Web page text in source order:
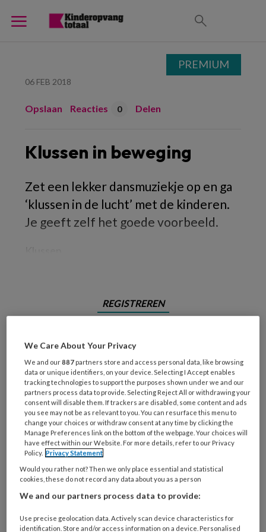
06 FEB 2018
Opslaan Reacties 0 Delen
Klussen in beweging
Zet een lekker dansmuziekje op en ga
‘klussen in de lucht’ met de kinderen.
Je geeft zelf het goede voorbeeld.
REGISTREREN
Maak gratis een account aan en lees 2
artikelen gratis per maand
Al een account of abonnement?Log dan in
Wat
is
je
e-
mailadres?
Kies
je
wachtwoord* *
PREMIUM
We Care About Your Privacy
We and our887 partners store and access personal data, like browsing
data or unique identifiers, on your device. Selecting I Accept enables
tracking technologies to support the purposes shown under we and our
partners process data to provide. Selecting Reject All or withdrawing your
consent will disable them. If trackers are disabled, some content and ads
you see may not be as relevant to you. You can resurface this menu to
change your choices or withdraw consent at any time by clicking the
Manage Preferences link on the bottom of the webpage. Your choices will
have effect within our Website. For more details, refer to our Privacy
Policy. Privacy Statement
Would you rather not? Then we only place essential and statistical
cookies, these do not record any data about you as a person
We and our partners process data to provide:
Use precise geolocation data. Actively scan device characteristics for
identification. Store and/or access information on a device. Personalised